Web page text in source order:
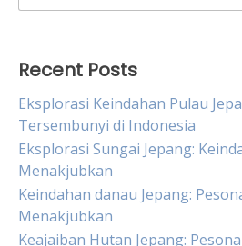
for:
Recent Posts
Eksplorasi Keindahan Pulau
Tersembunyi di Indonesia
Eksplorasi Sungai Jepang:
Menakjubkan
Keindahan danau Jepang:
Menakjubkan
Keajaiban Hutan Jepang: